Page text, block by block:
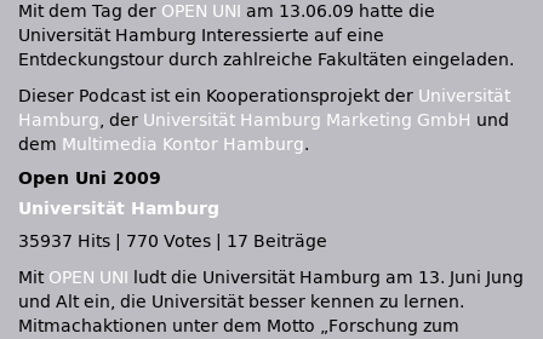
Mit dem Tag der OPEN UNI am 13.06.09 hatte die
Universität Hamburg Interessierte auf eine
Entdeckungstour durch zahlreiche Fakultäten eingeladen.
Dieser Podcast ist ein Kooperationsprojekt der Universität
Hamburg, der Universität Hamburg Marketing GmbH und
dem Multimedia Kontor Hamburg.
Open Uni 2009
Universität Hamburg
35937 Hits
770 Votes
17 Beiträge
Mit OPEN UNI ludt die Universität Hamburg am 13. Juni Jung
und Alt ein, die Universität besser kennen zu lernen.
Mitmachaktionen unter dem Motto „Forschung zum